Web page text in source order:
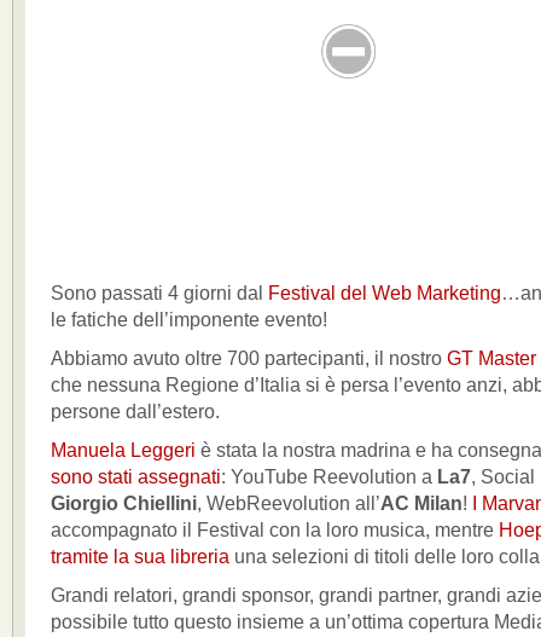
Sono passati 4 giorni dal Festival del Web Marketing
le fatiche dell’imponente evento!
Abbiamo avuto oltre 700 partecipanti, il nostro GT
che nessuna Regione d’Italia si è persa l’evento anzi,
persone dall’estero.
Manuela Leggeri è stata la nostra madrina e ha
sono stati assegnati: YouTube Reevolution a La7, Social
Giorgio Chiellini, WebReevolution all’AC Milan!
I
accompagnato il Festival con la loro musica, mentre
tramite la sua libreria una selezioni di titoli delle loro
Grandi relatori, grandi sponsor, grandi partner, grandi
possibile tutto questo insieme a un’ottima copertura